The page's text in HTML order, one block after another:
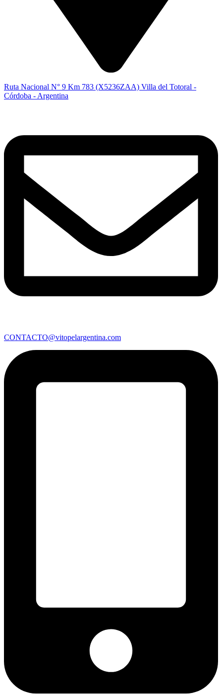
Ruta Nacional N° 9 Km 783 (X5236ZAA) Villa del Totoral -
Córdoba - Argentina
CONTACTO@vitopelargentina.com